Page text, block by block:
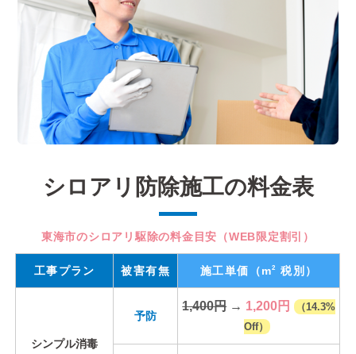
シロアリ防除施工の料金表
東海市のシロアリ駆除の料金目安（WEB限定割引）
工事プラン 被害有無 施工単価 （m2 税別）
シンプル消毒
予防
1,400円→ 1,200円
（14.3%
Off）